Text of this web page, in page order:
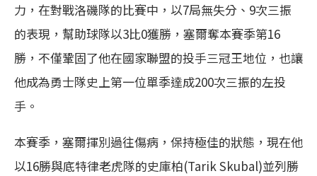
力，在對戰洛磯隊的比賽中，以7局無失分、9次三振
的表現，幫助球隊以3比0獲勝，塞爾奪本賽季第16
勝，不僅鞏固了他在國家聯盟的投手三冠王地位，也讓
他成為勇士隊史上第一位單季達成200次三振的左投
手。
本賽季，塞爾揮別過往傷病，保持極佳的狀態，現在他
以16勝與底特律老虎隊的史庫柏(Tarik Skubal)並列勝